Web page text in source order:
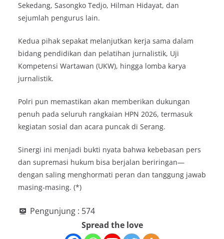
Sekedang, Sasongko Tedjo, Hilman Hidayat, dan
sejumlah pengurus lain.
Kedua pihak sepakat melanjutkan kerja sama dalam
bidang pendidikan dan pelatihan jurnalistik, Uji
Kompetensi Wartawan (UKW), hingga lomba karya
jurnalistik.
Polri pun memastikan akan memberikan dukungan
penuh pada seluruh rangkaian HPN 2026, termasuk
kegiatan sosial dan acara puncak di Serang.
Sinergi ini menjadi bukti nyata bahwa kebebasan pers
dan supremasi hukum bisa berjalan beriringan—
dengan saling menghormati peran dan tanggung jawab
masing-masing. (*)
Pengunjung : 574
Spread the love